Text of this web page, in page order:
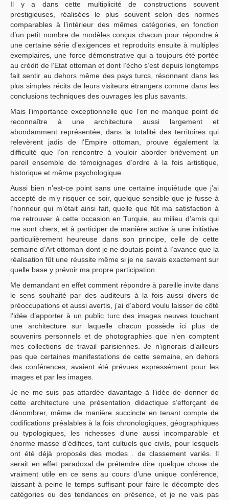
Il y a dans cette multiplicité de constructions souvent
prestigieuses, réalisées le plus souvent selon des normes
comparables à l’intérieur des mêmes catégories, en fonction
d’un petit nombre de modèles conçus chacun pour répondre à
une certaine série d’exigences et reproduits ensuite à multiples
exemplaires, une force démonstrative qui a toujours été portée
au crédit de l’Etat ottoman et dont l’écho s’est depuis longtemps
fait sentir au dehors même des pays turcs, résonnant dans les
plus simples récits de leurs visiteurs étrangers comme dans les
conclusions techniques des ouvrages les plus savants.
Mais l’importance exceptionnelle que l’on ne manque point de
reconnaître à une architecture aussi largement et
abondamment représentée, dans la totalité des territoires qui
relevèrent jadis de l’Empire ottoman, prouve également la
difficulté que l’on rencontre à vouloir aborder brièvement un
pareil ensemble de témoignages d’ordre à la fois artistique,
historique et même psychologique.
Aussi bien n’est-ce point sans une certaine inquiétude que j’ai
accepté de m’y risquer ce soir, quelque sensible que je fusse à
l’honneur qui m’était ainsi fait, quelle que fût ma satisfaction à
me retrouver à cette occasion en Turquie, au milieu d’amis qui
me sont chers, et à participer de manière active à une initiative
particulièrement heureuse dans son principe, celle de cette
semaine d’Art ottoman dont je ne doutais point à l’avance que la
réalisation fût une réussite même si je ne savais exactement sur
quelle base y prévoir ma propre participation.
Me demandant en effet comment répondre à pareille invite dans
le sens souhaité par des auditeurs à la fois aussi divers de
préoccupations et aussi avertis, j’ai d’abord voulu laisser de côté
l’idée d’apporter à un public turc des images neuves touchant
une architecture sur laquelle chacun possède ici plus de
souvenirs personnels et de photographies que n’en comptent
mes collections de travail parisiennes. Je n’ignorais d’ailleurs
pas que certaines manifestations de cette semaine, en dehors
des conférences, avaient été prévues expressément pour les
images et par les images.
Je ne me suis pas attardée davantage à l’idée de donner de
cette architecture une présentation didactique s’efforçant de
dénombrer, même de manière succincte en tenant compte de
codifications préalables à la fois chronologiques, géographiques
ou typologiques, les richesses d’une aussi incomparable et
énorme masse d’édifices, tant cultuels que civils, pour lesquels
ont été déjà proposés des modes . de classement variés. Il
serait en effet paradoxal de prétendre dire quelque chose de
vraiment utile en ce sens au cours d’une unique conférence,
laissant à peine le temps suffisant pour faire le décompte des
catégories ou des tendances en présence, et je ne vais pas